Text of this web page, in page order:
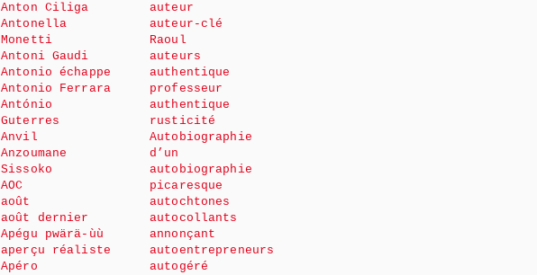
Anton Ciliga
Antonella
Monetti
Antoni Gaudi
Antonio échappe
Antonio Ferrara
António
Guterres
Anvil
Anzoumane
Sissoko
AOC
août
août dernier
Apégu pwärä-ùù
aperçu réaliste
Apéro
auteur
auteur-clé
Raoul
auteurs
authentique
professeur
authentique
rusticité
Autobiographie
d’un
autobiographie
picaresque
autochtones
autocollants
annonçant
autoentrepreneurs
autogéré